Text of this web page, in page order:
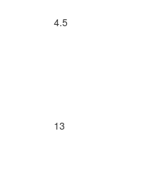
4.5
13